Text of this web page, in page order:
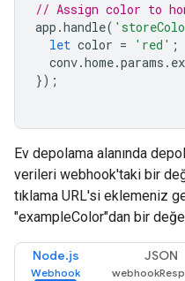
// Assign color to
app .handle(
let color = 'red' ;
conv.home.params .
});
Ev depolama alanında
verileri webhook'taki bir
tıklama URL'si eklemeniz
"exampleColor"dan bir
Node.js JSON